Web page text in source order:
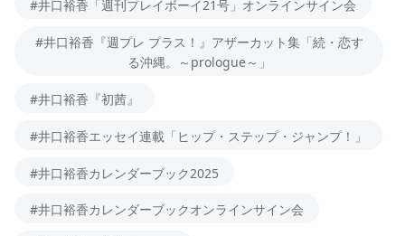
#井口裕香「週刊プレイボーイ21号」オンラインサイン会
#井口裕香『週プレ プラス！』アザーカット集「続・恋す
る沖縄。～prologue～」
#井口裕香『初茜』
#井口裕香エッセイ連載「ヒップ・ステップ・ジャンプ！」
#井口裕香カレンダーブック2025
#井口裕香カレンダーブックオンラインサイン会